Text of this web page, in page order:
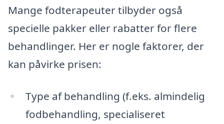
Mange fodterapeuter tilbyder også
specielle pakker eller rabatter for flere
behandlinger. Her er nogle faktorer, der
kan påvirke prisen:
Type af behandling (f.eks. almindelig
fodbehandling, specialiseret